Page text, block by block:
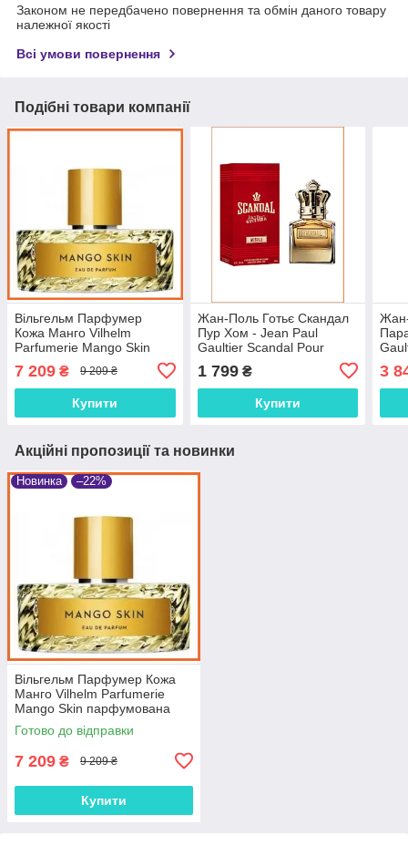
Законом не передбачено повернення та обмін даного товару
належної якості
Всі умови повернення
Подібні товари компанії
Вільгельм Парфумер
Кожа Манго Vilhelm
Parfumerie Mango Skin
ml.
7 209 ₴ 9 209 ₴
Купити
Жан-Поль Готьє Скандал
Пур Хом - Jean Paul
Gaultier Scandal Pour
парфумована вода 100
ml.
1 799₴
Купити
3
Акційні пропозиції та новинки
Новинка –22%
Вільгельм Парфумер Кожа
Манго Vilhelm Parfumerie
Mango Skin парфумована
вода 100 ml.
Готово до відправки
7 209 ₴ 9 209 ₴
Купити